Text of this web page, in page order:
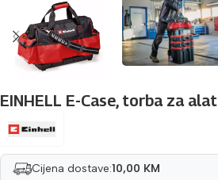
EINHELL E-Case, torba za alat
Cijena dostave:10,00 KM